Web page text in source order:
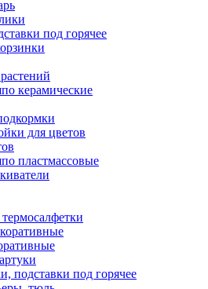
под горячее
керамические
для цветов
пластмассовые
подставки под горячее